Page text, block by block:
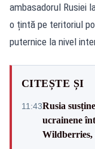
ambasadorul Rusiei
o țintă pe teritoriul
puternice la nivel
CITEȘTE ȘI
11:43Rusia
ucrainene